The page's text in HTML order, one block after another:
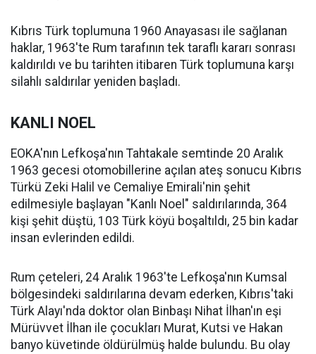
Kıbrıs Türk toplumuna 1960 Anayasası ile sağlanan
haklar, 1963'te Rum tarafının tek taraflı kararı sonrası
kaldırıldı ve bu tarihten itibaren Türk toplumuna karşı
silahlı saldırılar yeniden başladı.
KANLI NOEL
EOKA'nın Lefkoşa'nın Tahtakale semtinde 20 Aralık
1963 gecesi otomobillerine açılan ateş sonucu Kıbrıs
Türkü Zeki Halil ve Cemaliye Emirali'nin şehit
edilmesiyle başlayan "Kanlı Noel" saldırılarında, 364
kişi şehit düştü, 103 Türk köyü boşaltıldı, 25 bin kadar
insan evlerinden edildi.
Rum çeteleri, 24 Aralık 1963'te Lefkoşa'nın Kumsal
bölgesindeki saldırılarına devam ederken, Kıbrıs'taki
Türk Alayı'nda doktor olan Binbaşı Nihat İlhan'ın eşi
Mürüvvet İlhan ile çocukları Murat, Kutsi ve Hakan
banyo küvetinde öldürülmüş halde bulundu. Bu olay